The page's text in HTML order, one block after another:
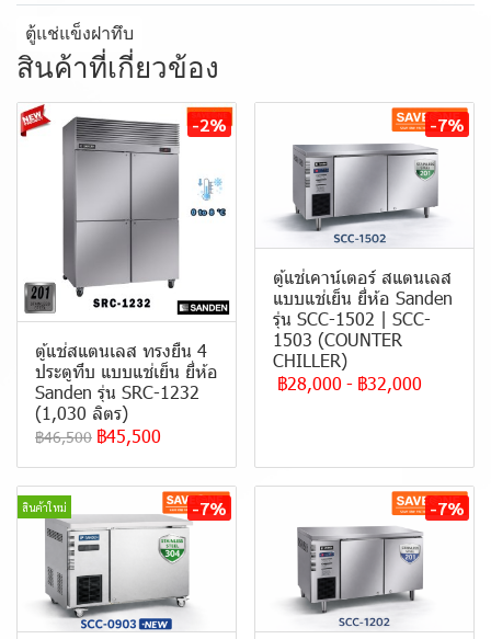
ตู้แช่แข็งฝาทึบ
สินค้าที่เกี่ยวข้อง
-2%
ตู้แช่สแตนเลส ทรงยืน 4
ประตูทึบ แบบ แช่เย็น ยี่ห้อ
Sanden รุ่น SRC-1232
(1,030 ลิตร)
฿46,500 ฿45,500
-7%
ตู้แช่เคาน์เตอร์ สแตนเลส
แบบแช่เย็น ยี่ห้อ Sanden
รุ่น SCC-1502 | SCC-
1503 (COUNTER
CHILLER)
฿28,000 - ฿32,000
สินค้าใหม่ -7% -7%